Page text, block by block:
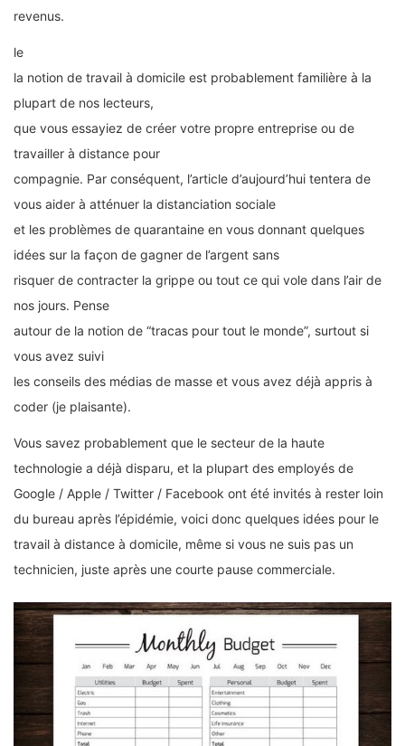
revenus.
le
la notion de travail à domicile est probablement familière à la
plupart de nos lecteurs,
que vous essayiez de créer votre propre entreprise ou de
travailler à distance pour
compagnie. Par conséquent, l’article d’aujourd’hui tentera de
vous aider à atténuer la distanciation sociale
et les problèmes de quarantaine en vous donnant quelques
idées sur la façon de gagner de l’argent sans
risquer de contracter la grippe ou tout ce qui vole dans l’air de
nos jours. Pense
autour de la notion de “tracas pour tout le monde”, surtout si
vous avez suivi
les conseils des médias de masse et vous avez déjà appris à
coder (je plaisante).
Vous savez probablement que le secteur de la haute
technologie a déjà disparu, et la plupart des employés de
Google / Apple / Twitter / Facebook ont ​​été invités à rester loin
du bureau après l’épidémie, voici donc quelques idées pour le
travail à distance à domicile, même si vous ne suis pas un
technicien, juste après une courte pause commerciale.